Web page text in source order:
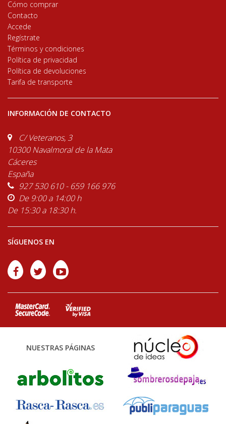
Cómo comprar
Contacto
Accede
Regístrate
Términos y condiciones
Política de privacidad
Política de devoluciones
Tarifa de transporte
INFORMACIÓN DE CONTACTO
C/ Veteranos, 3
10300 Navalmoral de la Mata
Cáceres
España
927 530 610 - 659 166 976
De 9:00 a 14:00 h
De 15:30 a 18:30 h.
SÍGUENOS EN
NUESTRAS PÁGINAS